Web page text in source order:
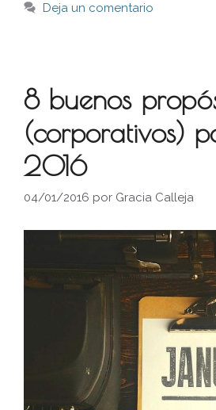
Deja un comentario
8 buenos
(corporativos)
2016
04/01/2016 por Gracia Calleja